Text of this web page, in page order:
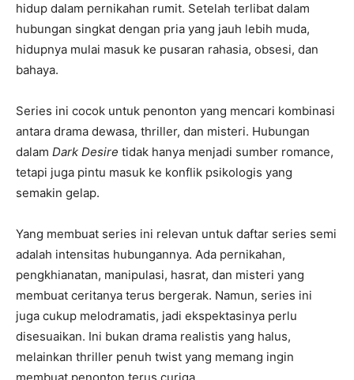
hidup dalam pernikahan rumit. Setelah terlibat dalam
hubungan singkat dengan pria yang jauh lebih muda,
hidupnya mulai masuk ke pusaran rahasia, obsesi, dan
bahaya.
Series ini cocok untuk penonton yang mencari kombinasi
antara drama dewasa, thriller, dan misteri. Hubungan
dalam Dark Desire tidak hanya menjadi sumber romance,
tetapi juga pintu masuk ke konflik psikologis yang
semakin gelap.
Yang membuat series ini relevan untuk daftar series semi
adalah intensitas hubungannya. Ada pernikahan,
pengkhianatan, manipulasi, hasrat, dan misteri yang
membuat ceritanya terus bergerak. Namun, series ini
juga cukup melodramatis, jadi ekspektasinya perlu
disesuaikan. Ini bukan drama realistis yang halus,
melainkan thriller penuh twist yang memang ingin